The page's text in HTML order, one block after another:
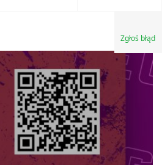
Zgłoś błąd